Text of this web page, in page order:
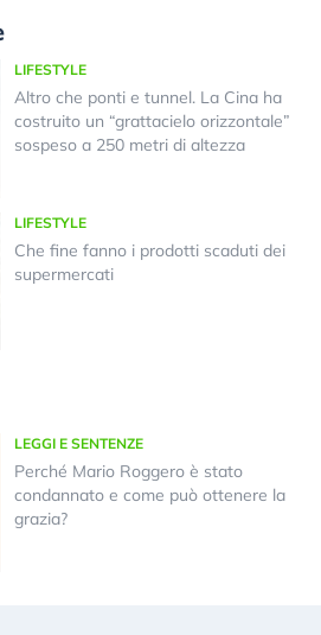
LIFESTYLE
Altro che ponti e tunnel. La Cina ha
costruito un “grattacielo orizzontale”
sospeso a 250 metri di altezza
LIFESTYLE
Che fine fanno i prodotti scaduti dei
supermercati
LEGGI E SENTENZE
Perché Mario Roggero è stato
condannato e come può ottenere la
grazia?